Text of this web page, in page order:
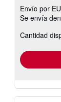
Envío por
Se envía
Cantidad